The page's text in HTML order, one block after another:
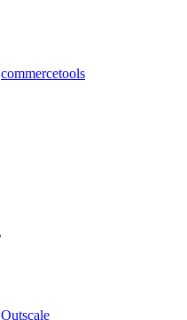
commercetools
Outscale